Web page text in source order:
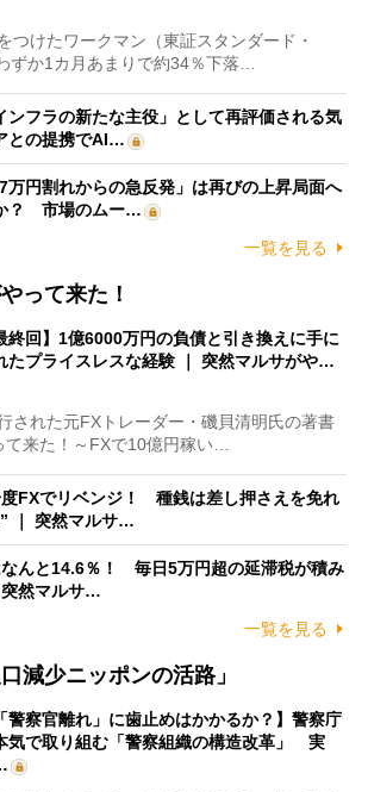
けたワークマン（東証スタンダード・
ずか1カ月あまりで約34％下落…
ンフラの新たな主役」として再評価される気
との提携でAI…
万円割れからの急反発」は再びの上昇局面へ
？ 市場のムー…
一覧を見る
って来た！
終回】1億6000万円の負債と引き換えに手に
たプライスレスな経験 ｜ 突然マルサがや…
された元FXトレーダー・磯貝清明氏の著書
て来た！～FXで10億円稼い…
度FXでリベンジ！ 種銭は差し押さえを免れ
｜ 突然マルサ…
なんと14.6％！ 毎日5万円超の延滞税が積み
突然マルサ…
一覧を見る
減少ニッポンの活路」
警察官離れ」に歯止めはかかるか？】警察庁
気で取り組む「警察組織の構造改革」 実